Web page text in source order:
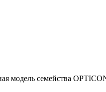
модель семейства